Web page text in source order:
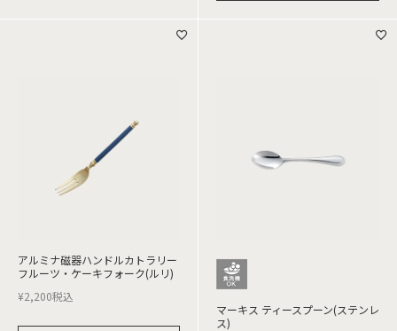
アルミナ磁器ハンドルカトラリー
フルーツ・ケーキフォーク(ルリ)
¥2,200税込
マーキス ティースプーン(ステンレ
ス)